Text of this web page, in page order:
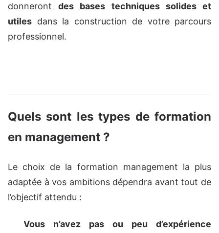
donnerontdes bases techniques solides et
utiles dans la construction de votre parcours
professionnel.
Quels sont les types de formation
en management ?
Le choix de la formation management la plus
adaptée à vos ambitions dépendra avant tout de
l’objectif attendu :
Vous n’avez pas ou peu d’expérience